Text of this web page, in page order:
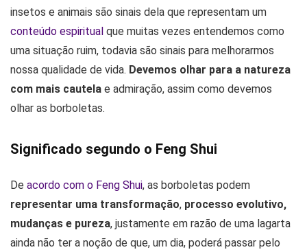
insetos e animais são sinais dela que representam um
conteúdo espiritual que muitas vezes entendemos como
uma situação ruim, todavia são sinais para melhorarmos
nossa qualidade de vida. Devemos olhar para a natureza
com mais cautela e admiração, assim como devemos
olhar as borboletas.
Significado segundo o Feng Shui
De acordo com o Feng Shui, as borboletas podem
representar uma transformação, processo evolutivo,
mudanças e pureza, justamente em razão de uma lagarta
ainda não ter a noção de que, um dia, poderá passar pelo